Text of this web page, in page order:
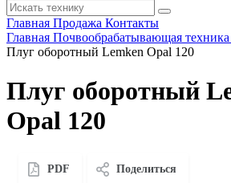
Главная Продажа Контакты
Главная Почвообрабатывающая техника
Плуг оборотный Lemken Opal 120
Плуг оборотный
Opal 120
PDF Поделиться